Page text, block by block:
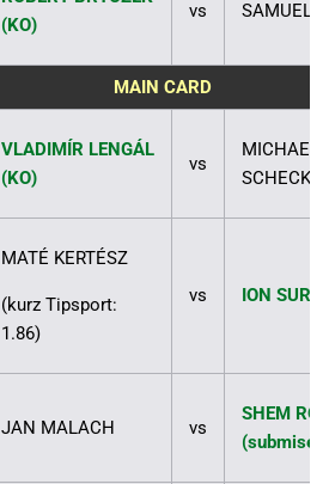
(KO)
vs SAMUEL
MAIN CARD
VLADIMÍR LENGÁL
(KO)
vs
MICHAEL
SCHECK
MATÉ KERTÉSZ
(kurz Tipsport:
1.86)
vs ION
JAN MALACH vs
SHEM
(submise)